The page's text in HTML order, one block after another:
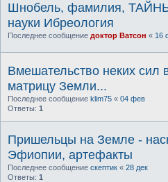
Шнобель, фамилия,
науки Ибреология
Последнее сообщение доктор Ватсон « 16
Вмешательство неких
матрицу Земли...
Последнее сообщение klim75 « 04 фев
Ответы: 1
Пришельцы на Земле -
Эфиопии, артефакты
Последнее сообщение скептик « 28 дек
Ответы: 1